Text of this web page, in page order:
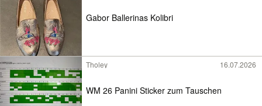
Gabor Ballerinas Kolibri
Tholey 16.07.2026
WM 26 Panini Sticker zum Tauschen